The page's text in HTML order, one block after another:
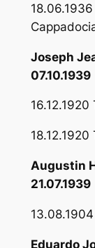
Joseph
07.10.1939
Augustin
21.07.1939
Eduardo